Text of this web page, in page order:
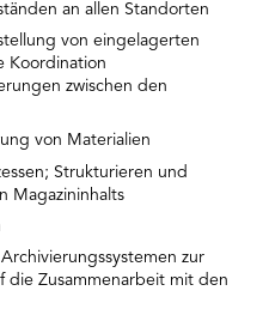
an allen Standorten
von eingelagerten
Koordination
zwischen den
von Materialien
Strukturieren und
Magazininhalts
zur
die Zusammenarbeit mit den